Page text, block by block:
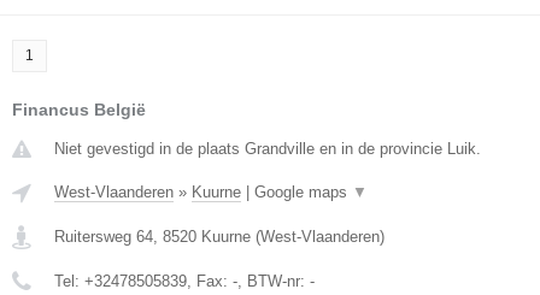
1
Financus België
Niet gevestigd in de plaats Grandville en in de provincie Luik.
West-Vlaanderen » Kuurne Google maps ▼
Ruitersweg 64, 8520 Kuurne (West-Vlaanderen)
Tel: +32478505839, Fax: -, BTW-nr: -